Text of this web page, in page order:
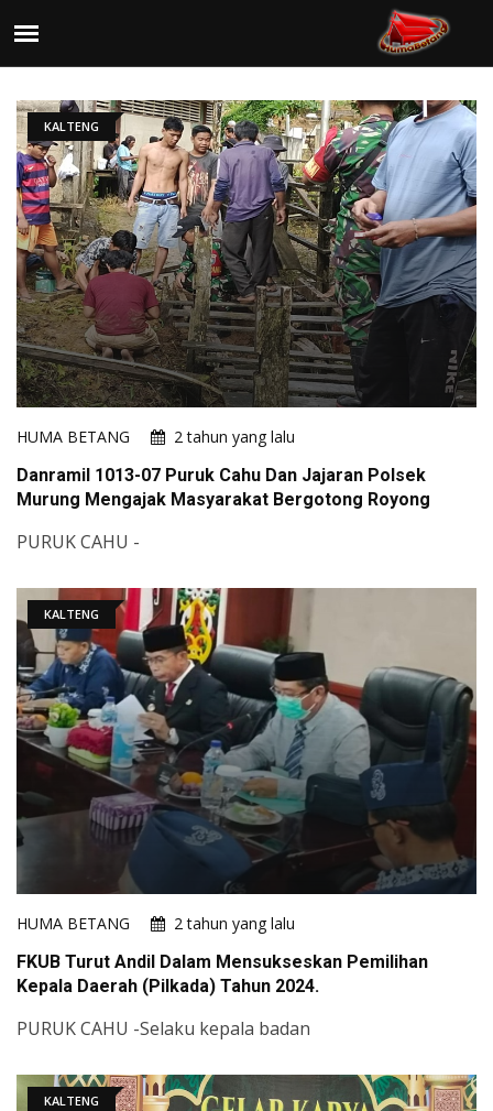
KALTENG
HUMA BETANG
2 tahun yang lalu
Danramil 1013-07 Puruk Cahu Dan Jajaran Polsek
Murung Mengajak Masyarakat Bergotong Royong
PURUK CAHU -
KALTENG
HUMA BETANG
2 tahun yang lalu
FKUB Turut Andil Dalam Mensukseskan Pemilihan
Kepala Daerah (Pilkada) Tahun 2024.
PURUK CAHU -Selaku kepala badan
KALTENG